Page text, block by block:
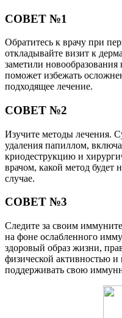
СОВЕТ №1
Обратитесь к врачу при
откладывайте визит к
заметили новообразования
поможет избежать
подходящее лечение.
СОВЕТ №2
Изучите методы лечения.
удаления папиллом,
криодеструкцию и
врачом, какой метод
случае.
СОВЕТ №3
Следите за своим
на фоне ослабленного
здоровый образ жизни,
физической активностью и
поддерживать свою